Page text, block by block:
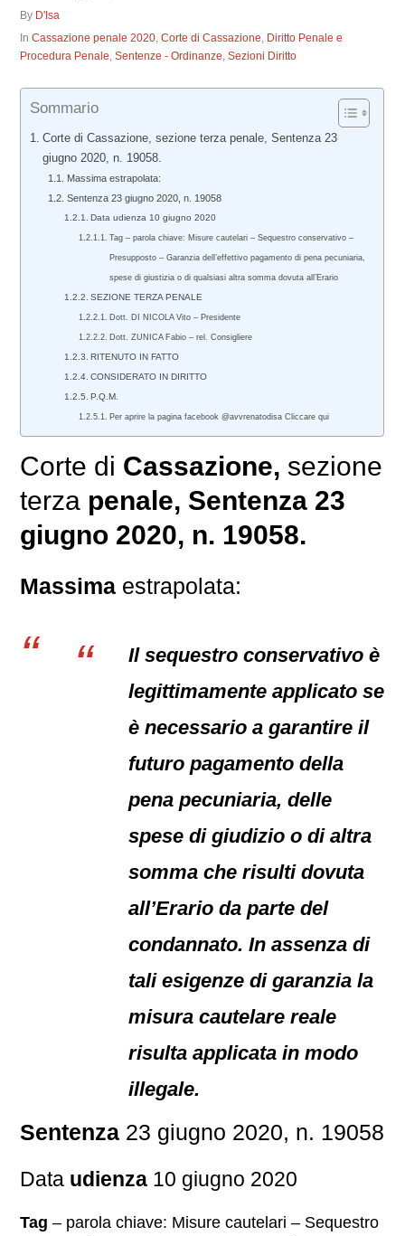
By D'Isa
InCassazione penale 2020,Corte di Cassazione, Diritto Penale e
Procedura Penale,Sentenze - Ordinanze,Sezioni Diritto
Sommario
Corte di Cassazione, sezione terza penale, Sentenza 23
giugno 2020, n. 19058.
Massima estrapolata:
Sentenza 23 giugno 2020, n. 19058
Data udienza 10 giugno 2020
Tag – parola chiave: Misure cautelari – Sequestro conservativo –
Presupposto – Garanzia dell’effettivo pagamento di pena pecuniaria,
spese di giustizia o di qualsiasi altra somma dovuta all’Erario
SEZIONE TERZA PENALE
Dott. DI NICOLA Vito – Presidente
Dott. ZUNICA Fabio – rel. Consigliere
RITENUTO IN FATTO
CONSIDERATO IN DIRITTO
P.Q.M.
Per aprire la pagina facebook @avvrenatodisa Cliccare qui
Corte di Cassazione, sezione
terza penale, Sentenza 23
giugno 2020, n. 19058.
Massima estrapolata:
Il sequestro conservativo è
legittimamente applicato se
è necessario a garantire il
futuro pagamento della
pena pecuniaria, delle
spese di giudizio o di altra
somma che risulti dovuta
all’Erario da parte del
condannato. In assenza di
tali esigenze di garanzia la
misura cautelare reale
risulta applicata in modo
illegale.
Sentenza 23 giugno 2020, n. 19058
Data udienza 10 giugno 2020
Tag – parola chiave: Misure cautelari – Sequestro